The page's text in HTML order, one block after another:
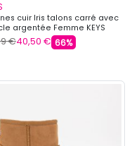
cuir Iris talons carré avec
argentée Femme KEYS
€40,50 € 66%